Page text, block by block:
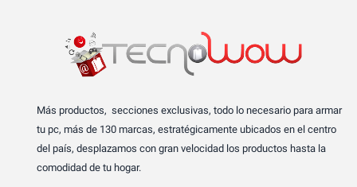
Más productos, secciones exclusivas, todo lo necesario para armar
tu pc, más de 130 marcas, estratégicamente ubicados en el centro
del país, desplazamos con gran velocidad los productos hasta la
comodidad de tu hogar.